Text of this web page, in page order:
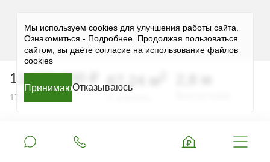
Мы используем cookies для улучшения работы сайта.
Ознакомиться - Подробнее . Продолжая пользоваться
сайтом, вы даёте согласие на использование файлов
cookies
Принимаю
Принимаю
Принимаю
Принимаю
ПринимаюОтказываюсь
11 430 800 ₽
170 000 ₽ за м 2